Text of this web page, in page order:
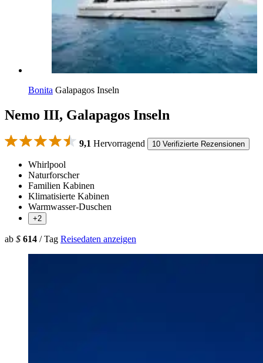
Bonita Galapagos Inseln
Nemo III, Galapagos Inseln
9,1 Hervorragend 10 Verifizierte Rezensionen
Whirlpool
Naturforscher
Familien Kabinen
Klimatisierte Kabinen
Warmwasser-Duschen
+2
ab $ 614 / Tag Reisedaten anzeigen